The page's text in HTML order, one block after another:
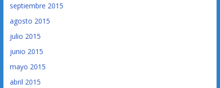
septiembre 2015
agosto 2015
julio 2015
junio 2015
mayo 2015
abril 2015